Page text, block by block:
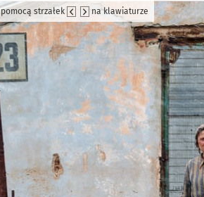
strzałek na klawiaturze